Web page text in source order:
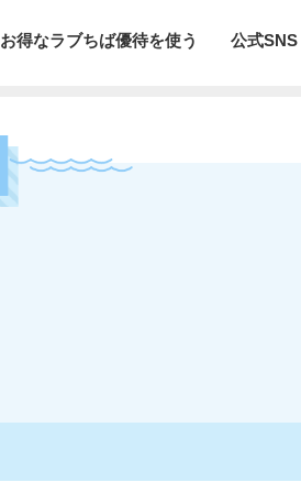
お得なラブちば優待を使う 公式SNS